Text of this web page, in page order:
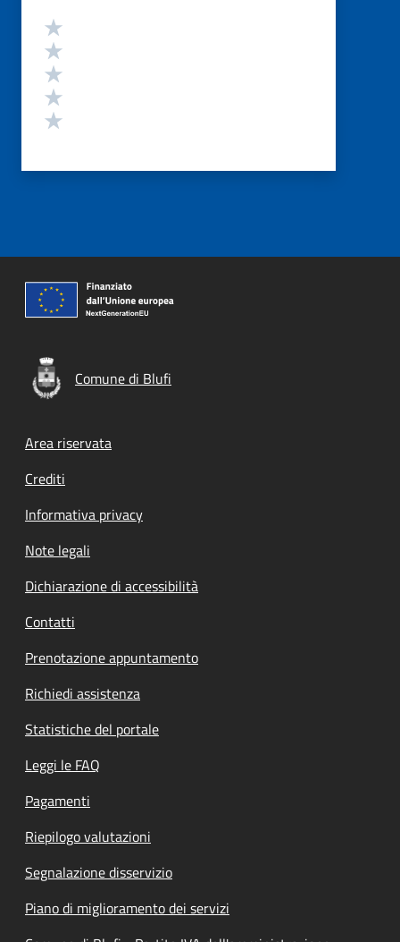
Valutazione
Comune di Blufi
Footer menu
Area riservata
Crediti
Informativa privacy
Note legali
Dichiarazione di accessibilità
Contatti
Prenotazione appuntamento
Richiedi assistenza
Statistiche del portale
Leggi le FAQ
Pagamenti
Riepilogo valutazioni
Segnalazione disservizio
Piano di miglioramento dei servizi